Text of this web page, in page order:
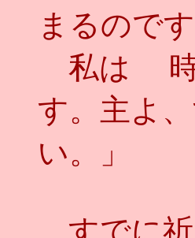
まるので
私は 時
す。主よ
い。」
すでに祈